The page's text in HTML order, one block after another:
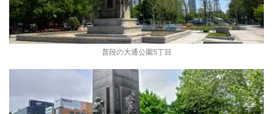
普段の大通公園5丁目